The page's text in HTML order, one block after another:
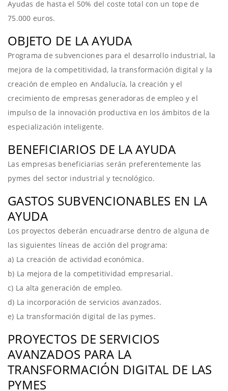
Ayudas de hasta el 50% del coste total con un tope de
75.000 euros.
OBJETO DE LA AYUDA
Programa de subvenciones para el desarrollo industrial, la
mejora de la competitividad, la transformación digital y la
creación de empleo en Andalucía, la creación y el
crecimiento de empresas generadoras de empleo y el
impulso de la innovación productiva en los ámbitos de la
especialización inteligente.
BENEFICIARIOS DE LA AYUDA
Las empresas beneficiarias serán preferentemente las
pymes del sector industrial y tecnológico.
GASTOS SUBVENCIONABLES EN LA
AYUDA
Los proyectos deberán encuadrarse dentro de alguna de
las siguientes líneas de acción del programa:
a) La creación de actividad económica.
b) La mejora de la competitividad empresarial.
c) La alta generación de empleo.
d) La incorporación de servicios avanzados.
e) La transformación digital de las pymes.
PROYECTOS DE SERVICIOS
AVANZADOS PARA LA
TRANSFORMACIÓN DIGITAL DE LAS
PYMES